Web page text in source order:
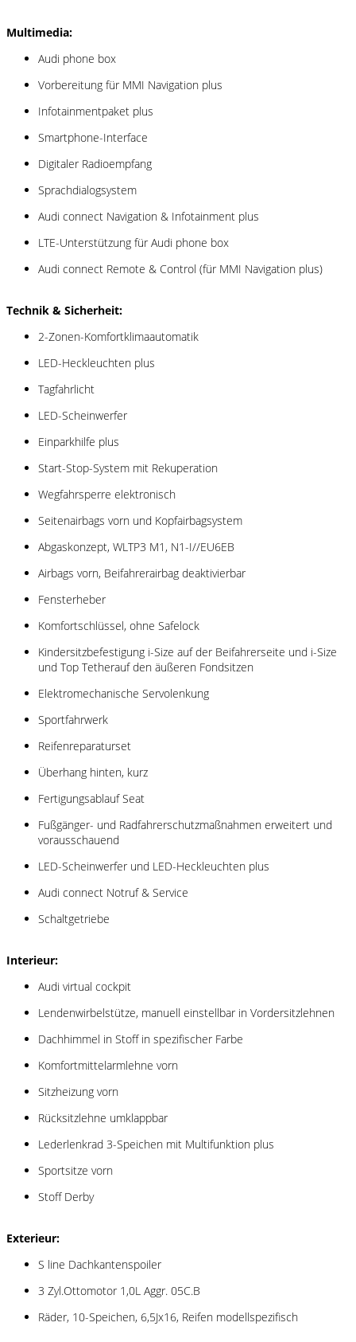
Multimedia:
Audi phone box
Vorbereitung für MMI Navigation plus
Infotainmentpaket plus
Smartphone-Interface
Digitaler Radioempfang
Sprachdialogsystem
Audi connect Navigation & Infotainment plus
LTE-Unterstützung für Audi phone box
Audi connect Remote & Control (für MMI Navigation plus)
Technik & Sicherheit:
2-Zonen-Komfortklimaautomatik
LED-Heckleuchten plus
Tagfahrlicht
LED-Scheinwerfer
Einparkhilfe plus
Start-Stop-System mit Rekuperation
Wegfahrsperre elektronisch
Seitenairbags vorn und Kopfairbagsystem
Abgaskonzept, WLTP3 M1, N1-I//EU6EB
Airbags vorn, Beifahrerairbag deaktivierbar
Fensterheber
Komfortschlüssel, ohne Safelock
Kindersitzbefestigung i-Size auf der Beifahrerseite und i-Size
und Top Tetherauf den äußeren Fondsitzen
Elektromechanische Servolenkung
Sportfahrwerk
Reifenreparaturset
Überhang hinten, kurz
Fertigungsablauf Seat
Fußgänger- und Radfahrerschutzmaßnahmen erweitert und
vorausschauend
LED-Scheinwerfer und LED-Heckleuchten plus
Audi connect Notruf & Service
Schaltgetriebe
Interieur:
Audi virtual cockpit
Lendenwirbelstütze, manuell einstellbar in Vordersitzlehnen
Dachhimmel in Stoff in spezifischer Farbe
Komfortmittelarmlehne vorn
Sitzheizung vorn
Rücksitzlehne umklappbar
Lederlenkrad 3-Speichen mit Multifunktion plus
Sportsitze vorn
Stoff Derby
Exterieur:
S line Dachkantenspoiler
3 Zyl.Ottomotor 1,0L Aggr. 05C.B
Räder, 10-Speichen, 6,5Jx16, Reifen modellspezifisch